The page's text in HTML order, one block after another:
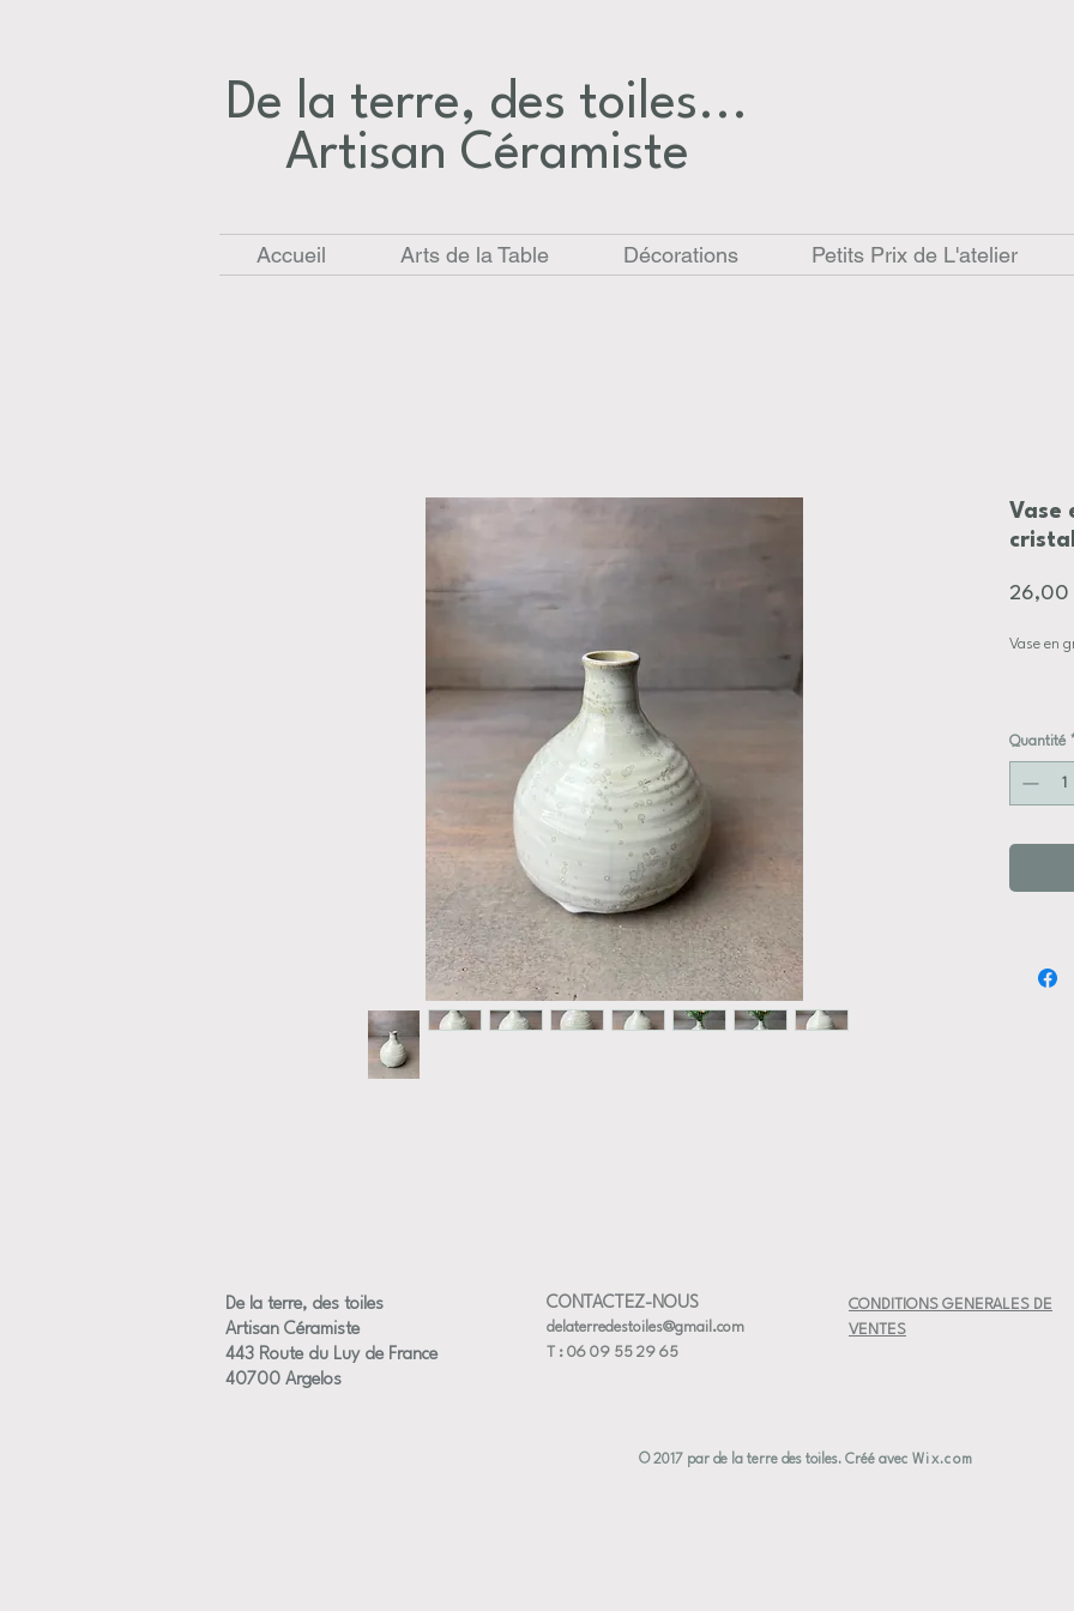
De la terre, des toiles...​
Artisan Céramiste
Accueil Arts de la Table Décorations Petits Prix de L'atelier
Vase
26,00
Vase en
diamètre
hauteur
chaque
main
Quantité
De la terre, des toiles
Artisan Céramiste
443 Route du Luy de France
40700 Argelos
CONTACTEZ-NOUS
delaterredestoiles@gmail.com
T : 06 09 55 29 65
© 2017 par de la terre des toiles. Créé avec Wix.com
CONDITIONS GENERALES DE
VENTES